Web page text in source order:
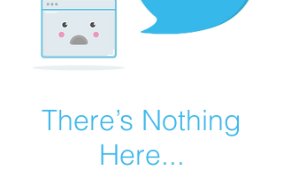
There’s Nothing
Here...